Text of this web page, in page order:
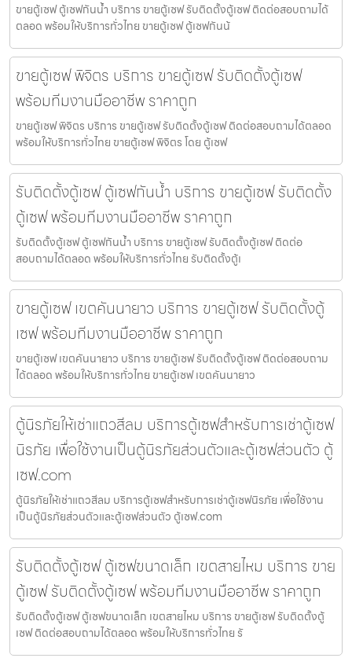
ขายตู้เซฟ ตู้เซฟกันน้ำ บริการ ขายตู้เซฟ รับติดตั้งตู้เซฟ ติดต่อสอบถามได้
ตลอด พร้อมให้บริการทั่วไทย ขายตู้เซฟ ตู้เซฟกันน้
ขายตู้เซฟ พิจิตร บริการ ขายตู้เซฟ รับติดตั้งตู้เซฟ
พร้อมทีมงานมืออาชีพ ราคาถูก
ขายตู้เซฟ พิจิตร บริการ ขายตู้เซฟ รับติดตั้งตู้เซฟ ติดต่อสอบถามได้ตลอด
พร้อมให้บริการทั่วไทย ขายตู้เซฟ พิจิตร โดย ตู้เซฟ
รับติดตั้งตู้เซฟ ตู้เซฟกันน้ำ บริการ ขายตู้เซฟ รับติดตั้ง
ตู้เซฟ พร้อมทีมงานมืออาชีพ ราคาถูก
รับติดตั้งตู้เซฟ ตู้เซฟกันน้ำ บริการ ขายตู้เซฟ รับติดตั้งตู้เซฟ ติดต่อ
สอบถามได้ตลอด พร้อมให้บริการทั่วไทย รับติดตั้งตู้เ
ขายตู้เซฟ เขตคันนายาว บริการ ขายตู้เซฟ รับติดตั้งตู้
เซฟ พร้อมทีมงานมืออาชีพ ราคาถูก
ขายตู้เซฟ เขตคันนายาว บริการ ขายตู้เซฟ รับติดตั้งตู้เซฟ ติดต่อสอบถาม
ได้ตลอด พร้อมให้บริการทั่วไทย ขายตู้เซฟ เขตคันนายาว
ตู้นิรภัยให้เช่าแถวสีลม บริการตู้เซฟสำหรับการเช่าตู้เซฟ
นิรภัย เพื่อใช้งานเป็นตู้นิรภัยส่วนตัวและตู้เซฟส่วนตัว ตู้
เซฟ.com
ตู้นิรภัยให้เช่าแถวสีลม บริการตู้เซฟสำหรับการเช่าตู้เซฟนิรภัย เพื่อใช้งาน
เป็นตู้นิรภัยส่วนตัวและตู้เซฟส่วนตัว ตู้เซฟ.com
รับติดตั้งตู้เซฟ ตู้เซฟขนาดเล็ก เขตสายไหม บริการ ขาย
ตู้เซฟ รับติดตั้งตู้เซฟ พร้อมทีมงานมืออาชีพ ราคาถูก
รับติดตั้งตู้เซฟ ตู้เซฟขนาดเล็ก เขตสายไหม บริการ ขายตู้เซฟ รับติดตั้งตู้
เซฟ ติดต่อสอบถามได้ตลอด พร้อมให้บริการทั่วไทย รั